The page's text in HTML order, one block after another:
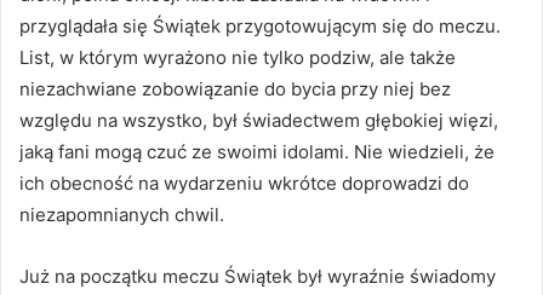
przyglądała się Świątek przygotowującym się do meczu.
List, w którym wyrażono nie tylko podziw, ale także
niezachwiane zobowiązanie do bycia przy niej bez
względu na wszystko, był świadectwem głębokiej więzi,
jaką fani mogą czuć ze swoimi idolami. Nie wiedzieli, że
ich obecność na wydarzeniu wkrótce doprowadzi do
niezapomnianych chwil.
Już na początku meczu Świątek był wyraźnie świadomy